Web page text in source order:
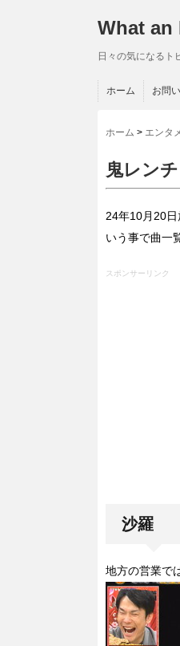
What an
日々の気になるト
ホーム お問
ホーム > エンタ
鬼レン
24年10月20
いう事で曲一
スポンサーリンク
沙羅
地方の営業で